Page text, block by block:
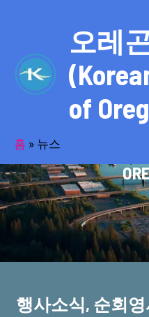
오레
of
홈 » 뉴스
반세기의 세월을
오레곤한인회
행사소식, 순회